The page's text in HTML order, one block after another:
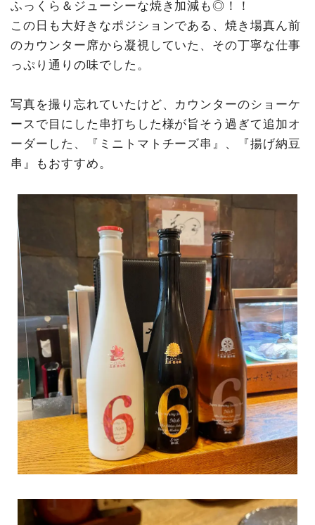
ふっくら＆ジューシーな焼き加減も◎！！
この日も大好きなポジションである、焼き場真ん前
のカウンター席から凝視していた、その丁寧な仕事
っぷり通りの味でした。
写真を撮り忘れていたけど、カウンターのショーケ
ースで目にした串打ちした様が旨そう過ぎて追加オ
ーダーした、『ミニトマトチーズ串』、『揚げ納豆
串』もおすすめ。